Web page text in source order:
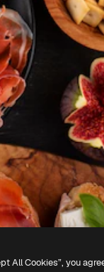
All Cookies”, you